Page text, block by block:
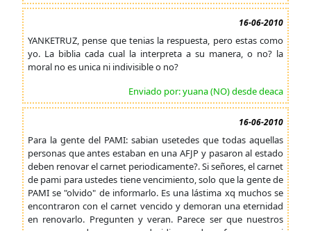
16-06-2010
YANKETRUZ, pense que tenias la respuesta, pero estas como
yo. La biblia cada cual la interpreta a su manera, o no? la
moral no es unica ni indivisible o no?
Enviado por: yuana (NO) desde deaca
16-06-2010
Para la gente del PAMI: sabian usetedes que todas aquellas
personas que antes estaban en una AFJP y pasaron al estado
deben renovar el carnet periodicamente?. Si señores, el carnet
de pami para ustedes tiene vencimiento, solo que la gente de
PAMI se "olvido" de informarlo. Es una lástima xq muchos se
encontraron con el carnet vencido y demoran una eternidad
en renovarlo. Pregunten y veran. Parece ser que nuestros